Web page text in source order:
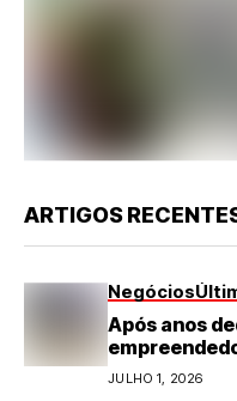
ARTIGOS
Negócios
Após anos
turismo em
JULHO 1, 2026